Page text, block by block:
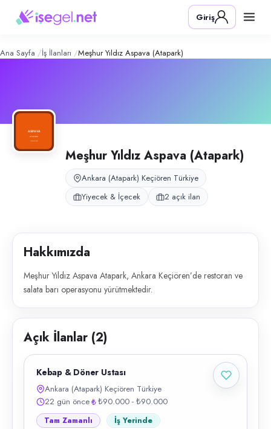
Yıldız Aspava (Atapark)–
Konum:
Meşhur Yıldız Aspava Atapark, Ankara Keçiören’de restoran ve
Salata Ustası
Giriş
Ana Sayfa İş İlanları Meşhur Yıldız Aspava (Atapark)
Meşhur Yıldız Aspava (Atapark)
Ankara (Atapark) Keçiören Türkiye
Yiyecek & İçecek
2 açık ilan
Hakkımızda
Meşhur Yıldız Aspava Atapark, Ankara Keçiören’de restoran ve
salata barı operasyonu yürütmektedir.
Açık İlanlar (2)
Kebap & Döner Ustası
Ankara (Atapark) Keçiören Türkiye
22 gün önce
₺90.000 - ₺90.000
Tam Zamanlı İş Yerinde